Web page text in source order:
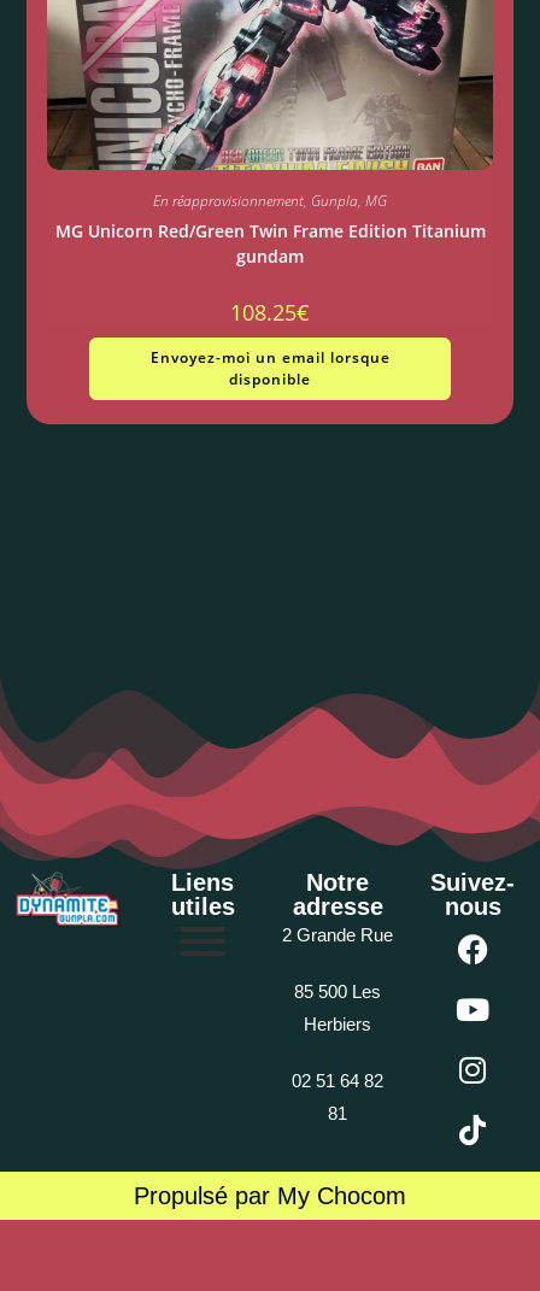
En réapprovisionnement, Gunpla, MG
MG Unicorn Red/Green Twin Frame Edition Titanium
gundam
108.25€
Envoyez-moi un email lorsque
disponible
Liens
utiles
Notre
adresse
2 Grande Rue
85 500 Les
Herbiers
02 51 64 82
81
Suivez-
nous
Propulsé par My Chocom